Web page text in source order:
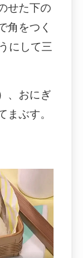
せた下の
角をつく
にして三
、おにぎ
まぶす。